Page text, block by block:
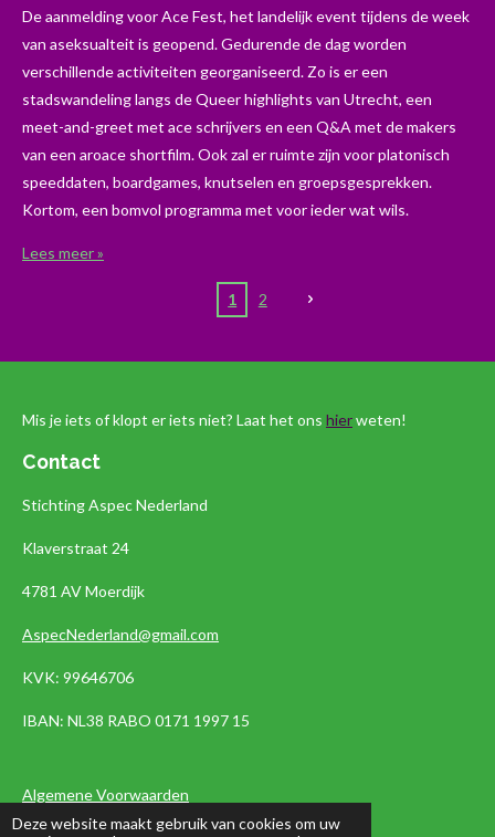
Deze website maakt gebruik van cookies om uw
De aanmelding voor Ace Fest, het landelijk event tijdens de week
van aseksualteit is geopend. Gedurende de dag worden
verschillende activiteiten georganiseerd. Zo is er een
stadswandeling langs de Queer highlights van Utrecht, een
meet-and-greet met ace schrijvers en een Q&A met de makers
van een aroace shortfilm. Ook zal er ruimte zijn voor platonisch
speeddaten, boardgames, knutselen en groepsgesprekken.
Kortom, een bomvol programma met voor ieder wat wils.
Lees meer »
1 2
Mis je iets of klopt er iets niet? Laat het ons hierweten!
Contact
Stichting Aspec Nederland
Klaverstraat 24
4781 AV Moerdijk
AspecNederland@gmail.com
KVK: 99646706
IBAN: NL38 RABO 0171 1997 15
Algemene Voorwaarden